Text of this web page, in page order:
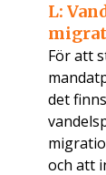
L:
För att
det
och att